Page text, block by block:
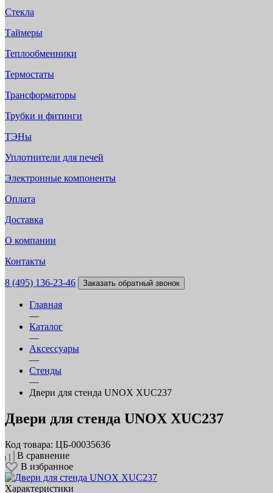
Стекла
Таймеры
Теплообменники
Термостаты
Трансформаторы
Трубки и фитинги
ТЭНы
Уплотнители для печей
Электронные компоненты
Оплата
Доставка
О компании
Контакты
8 (495) 136-23-46 Заказать обратный звонок
Главная
—
Каталог
—
Аксессуары
—
Стенды
—
Двери для стенда UNOX XUC237
Двери для стенда UNOX XUC237
Код товара: ЦБ-00035636
В сравнение
В избранное
Характеристики